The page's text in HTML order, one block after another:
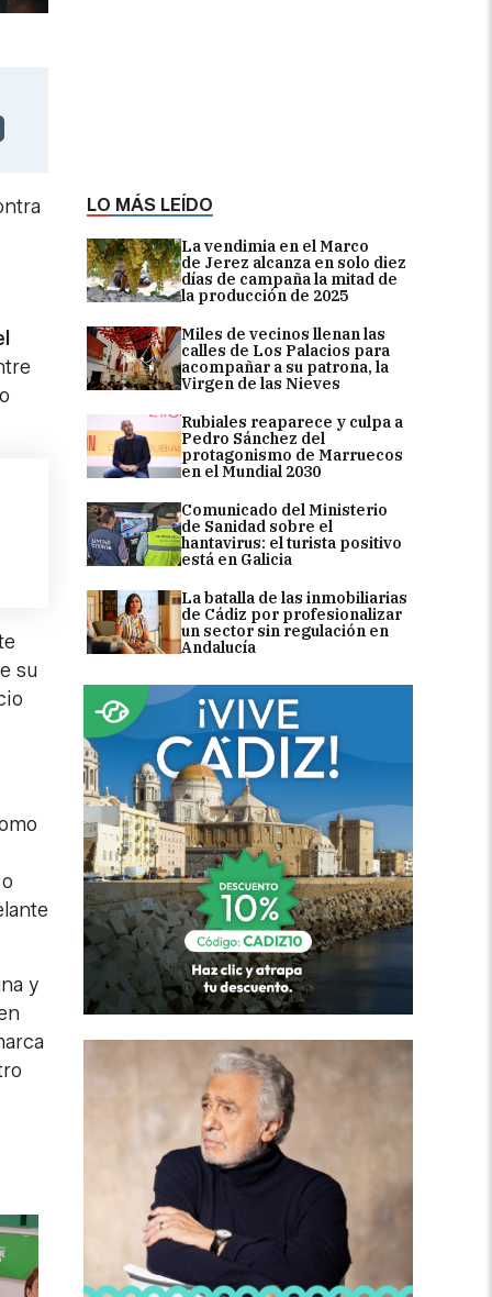
LO MÁS LEÍDO
La vendimia en el Marco
de Jerez alcanza en solo diez
días de campaña la mitad de
la producción de 2025
Miles de vecinos llenan las
calles de Los Palacios para
acompañar a su patrona, la
Virgen de las Nieves
Rubiales reaparece y culpa a
Pedro Sánchez del
protagonismo de Marruecos
en el Mundial 2030
Comunicado del Ministerio
de Sanidad sobre el
hantavirus: el turista positivo
está en Galicia
La batalla de las inmobiliarias
de Cádiz por profesionalizar
un sector sin regulación en
Andalucía
su
y